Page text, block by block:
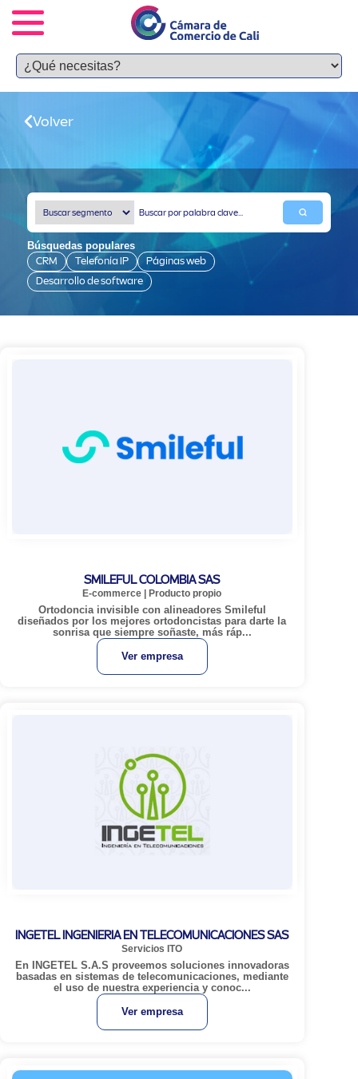
Volver
Búsquedas populares
CRM Telefonía IP
Páginas web
Desarrollo de software
SMILEFUL COLOMBIA SAS
E-commerce Producto propio
Ortodoncia invisible con alineadores Smileful
diseñados por los mejores ortodoncistas para darte la
sonrisa que siempre soñaste, más ráp...
Ver empresa
INGETEL INGENIERIA EN TELECOMUNICACIONES SAS
Servicios ITO
En INGETEL S.A.S proveemos soluciones innovadoras
basadas en sistemas de telecomunicaciones, mediante
el uso de nuestra experiencia y conoc...
Ver empresa